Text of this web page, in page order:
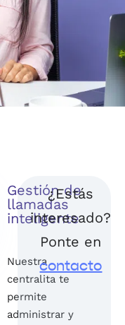
Gestión de
llamadas
inteligente
Nuestra
centralita te
permite
administrar y
¿Estás
interesado?
Ponte en
contacto